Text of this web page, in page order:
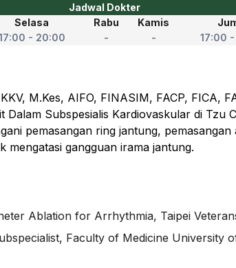
Jadwal Dokter
Selasa Rabu Kamis
- 20:00 - - 17:00
M.Kes, AIFO, FINASIM, FACP, FICA,
Dalam Subspesialis Kardiovaskular di Tzu
pemasangan ring jantung,
mengatasi gangguan irama jantung.
Ablation for Arrhythmia, Taipei
Faculty of Medicine University